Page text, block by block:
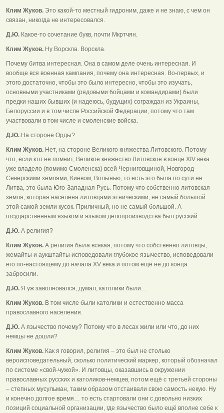
Клим Жуков. Это какой-то местный гидроним, даже и не знаю, с чем он
связан, никогда не интересовался.
Д.Ю. Какое-то сочетание букв, почти Мкртчян.
Клим Жуков. Ну Ворскла. Ворскла.
Почему битва интересная. Она в самом деле очень интересная. И
вообще вся военная кампания, почему она интересная. Во-первых, и
этого достаточно, чтобы это было интересно, чтобы это изучать,
основными участниками (рядовыми бойцами и командирами) были
предки наших бывших (и надеюсь, будущих) сограждан из Украины,
Белоруссии и в том числе Российской Федерации, потому что там
участвовали в том числе и смоленские войска.
Д.Ю. На стороне Орды?
Клим Жуков. Нет, на стороне Великого княжества Литовского. Потому
что, если кто не помнит, Великое княжество Литовское в конце XIV века
уже владело (помимо Смоленска) всей Черниговщиной, Новгород-
Северскими землями, Киевом, Волынью, то есть это была по сути не
Литва, это была Юго-Западная Русь. Потому что собственно литовская
земля, которая населена литовцами этническими, не самый большой
этой самой земли кусок. Приличный, но не самый большой. А
государственным языком и языком делопроизводства был русский.
Д.Ю. А религия?
Клим Жуков. А религия была всякая, потому что собственно литовцы,
жемайты и аукштайты исповедовали глубокое язычество, исповедовали
его по-настоящему до начала XV века и потом ещё не до конца
забросили.
Д.Ю. Я уж заволновался, думал, католики были…
Клим Жуков. В том числе были католики и естественно масса
православного населения.
Д.Ю. А язычество почему? Потому что в лесах жили или что, до них
немцы не дошли?
Клим Жуков. Как я говорил, религия – это был не столько
вероисповедательный, сколько политический маркер, который обозначал
по системе «свой-чужой». И литовцы, оказавшись в окружении
православных русских и католиков-немцев, потом ещё с третьей стороны
– степных мусульман, таким образом отстаивали свою самость некую. Ну
и конечно долгое время… то есть стартовали они с довольно низких
позиций социальной организации, где язычество было ещё вполне себе к